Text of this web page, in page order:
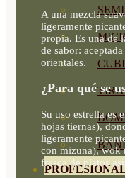
A una mezcla
ligeramente
propia. Es una de
de sabor:
orientales.
¿Para qué se
Su uso estrella es
hojas tiernas),
ligeramente
con mizuna), wok
fresca de platos